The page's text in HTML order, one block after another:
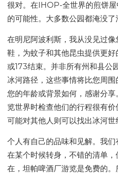
很对。在IHOP-全世界的煎饼
的可能性。大多数公园都淹没了
在明尼阿波利斯，我从没见过
鞋，为蚊子和其他昆虫提供更
或173结束。并非所有州和县公
冰河路径，这些事情将比您周
您的年龄或背景如何，感谢分
览世界时检查他们的行程很有价
可能对其他人则可以找出冰河世
个人有自己的品味和见解。我
在某个时候转身，不错的清单
在，坦帕啤酒厂游览是免费的